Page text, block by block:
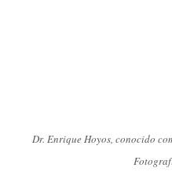
Dr. Enrique Hoyos, conocido